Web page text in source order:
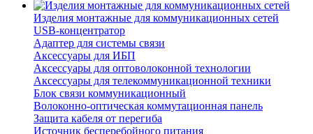
Изделия монтажные для коммуникационных сетей
USB-концентратор
Адаптер для системы связи
Аксессуары для ИБП
Аксессуары для оптоволоконной технологии
Аксессуары для телекоммуникационной техники
Блок связи коммуникационный
Волоконно-оптическая коммутационная панель
Защита кабеля от перегиба
Источник бесперебойного питания